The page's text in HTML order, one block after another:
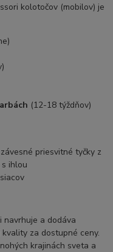
kolotočov (mobilov) je
(12-18 týždňov)
priesvitné tyčky z
ihlou
navrhuje a dodáva
za dostupné ceny.
krajinách sveta a